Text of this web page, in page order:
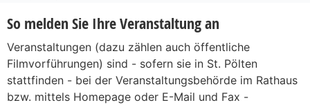
So melden Sie Ihre Veranstaltung an
Veranstaltungen (dazu zählen auch öffentliche
Filmvorführungen) sind - sofern sie in St. Pölten
stattfinden - bei der Veranstaltungsbehörde im Rathaus
bzw. mittels Homepage oder E-Mail und Fax -